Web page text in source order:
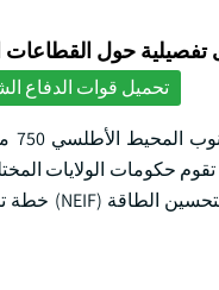
حول القطاعات
تحميل قوات الدفاع
حكومات الولايات